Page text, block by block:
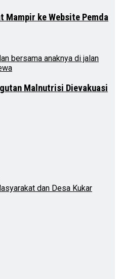
Mampir ke Website Pemda
Malnutrisi Dievakuasi
dan Desa Kukar